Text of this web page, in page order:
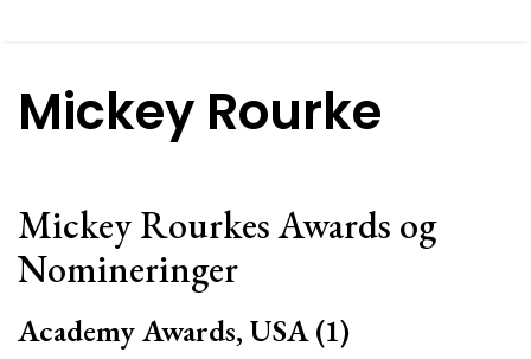
Mickey Rourke
Mickey Rourkes Awards og
Nomineringer
Academy Awards, USA (1)